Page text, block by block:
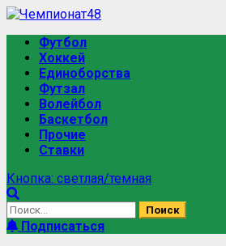
Перейти
содержимому
Основное
меню
Футбол
Хоккей
Единоборства
Футзал
Волейбол
Баскетбол
Прочие
Ставки
Кнопка: светлая/темная
Найти:
Подписаться